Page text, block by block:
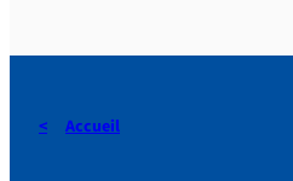
Accueil